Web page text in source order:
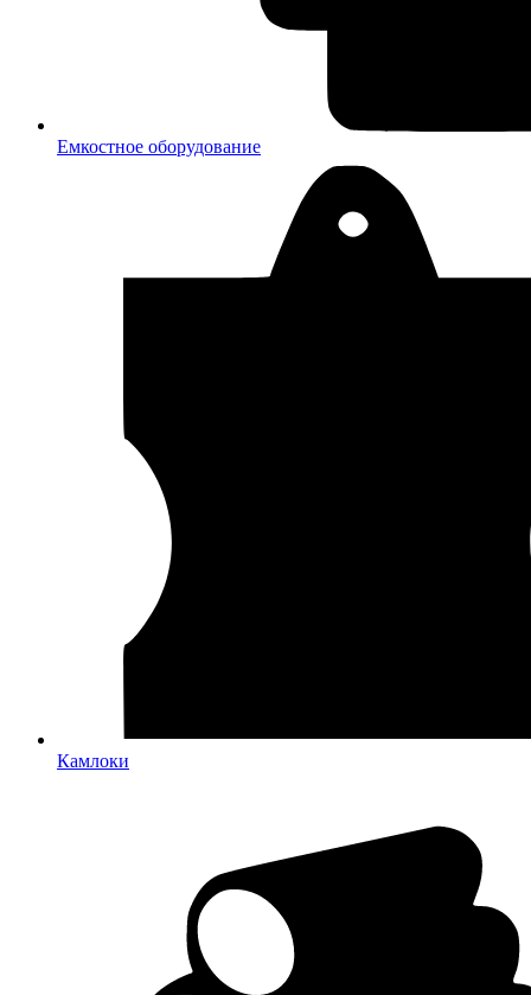
Емкостное оборудование
Камлоки